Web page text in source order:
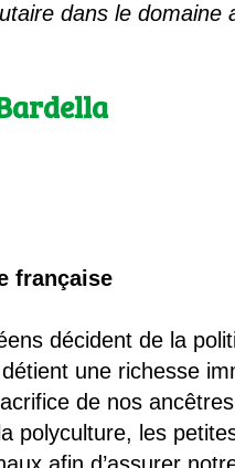
dans le domaine
française
décident de la
une richesse
de nos
polyculture, les